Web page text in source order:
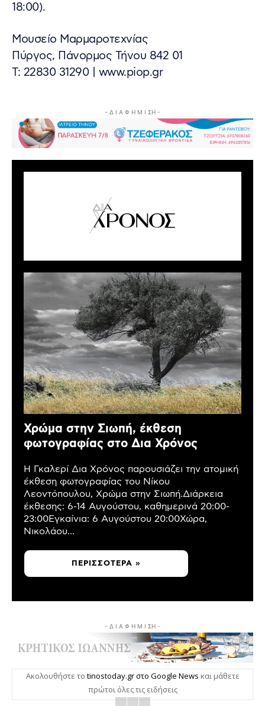
18:00).
Μουσείο Μαρμαροτεχνίας
Πύργος, Πάνορμος Τήνου 842 01
Τ: 22830 31290 | www.piop.gr
- Δ Ι Α Φ Η Μ Ι ΣΗ -
Χρώμα στην Σιωπή, έκθεση
φωτογραφίας στο Δια Χρόνος
Η Γκαλερί Δια Χρόνος παρουσιάζει την ατομική
έκθεση φωτογραφίας του Νίκου
Λεοντόπουλου, Χρώμα στην Σιωπή.Διάρκεια
έκθεσης: 6-14 Αυγούστου, καθημερινά 20:00-
23:00Εγκαίνια: 6 Αυγούστου 20:00Χώρα,
Νικολάου...
ΠΕΡΙΣΣΌΤΕΡΑ »
- Δ Ι Α Φ Η Μ Ι ΣΗ -
Ακολουθήστε το tinostoday.gr στο Google News και μάθετε
πρώτοι όλες τις ειδήσεις